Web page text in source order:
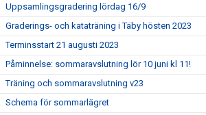
Uppsamlingsgradering lördag 16/9
Graderings- och kataträning i Täby hösten 2023
Terminsstart 21 augusti 2023
Påminnelse: sommaravslutning lör 10 juni kl 11!
Träning och sommaravslutning v23
Schema för sommarlägret